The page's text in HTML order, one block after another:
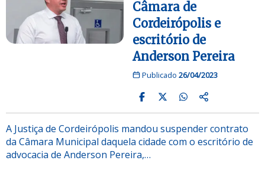
Câmara de
Cordeirópolis e
escritório de
Anderson Pereira
Publicado 26/04/2023
A Justiça de Cordeirópolis mandou suspender contrato
da Câmara Municipal daquela cidade com o escritório de
advocacia de Anderson Pereira,…